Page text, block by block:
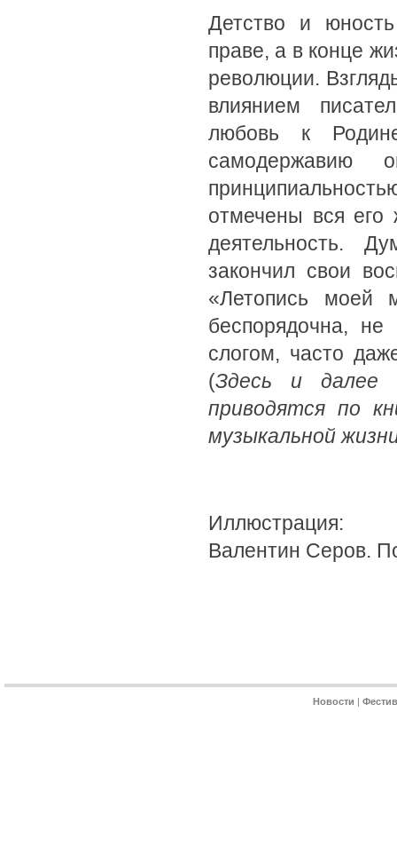
Детство и
праве, а в конце
революции.
влиянием
любовь к
отмечены вся его
деятельность.
закончил свои
«Летопись моей
беспорядочна,
слогом, часто
(Здесь и далее
приводятся по
музыкальной
Иллюстрация:
Валентин Серов.
Новости |